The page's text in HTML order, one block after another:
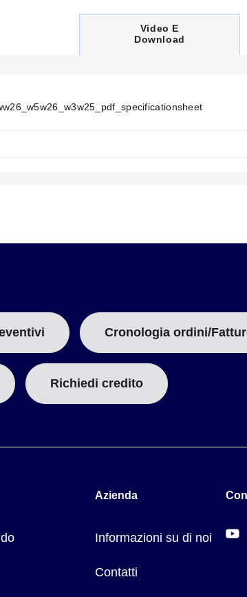
C
U
T
Video E
Download
Cronologia ordini/
Richiedi credito
Azienda
Informazioni su di noi
Contatti